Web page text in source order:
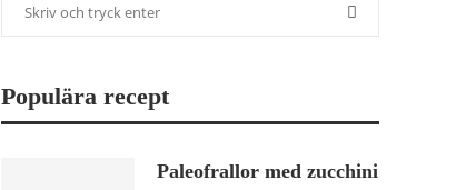
Populära recept
Paleofrallor med zucchini